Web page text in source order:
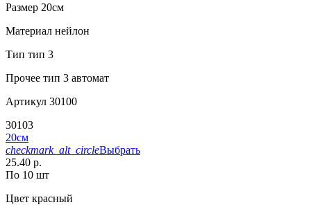
Размер 20см
Материал нейлон
Тип тип 3
Прочее тип 3 автомат
Артикул 30100
30103
20см
checkmark_alt_circleВыбрать
25.40 р.
По 10 шт
Цвет красный